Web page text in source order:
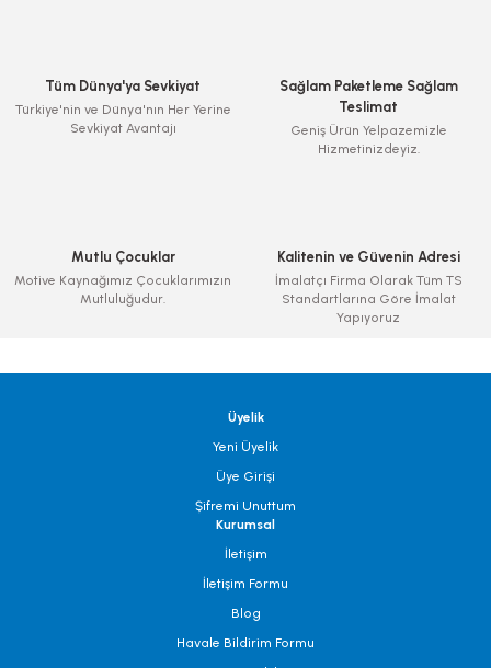
Tüm Dünya'ya Sevkiyat
Türkiye'nin ve Dünya'nın Her Yerine
Sevkiyat Avantajı
Sağlam Paketleme Sağlam
Teslimat
Geniş Ürün Yelpazemizle
Hizmetinizdeyiz.
Mutlu Çocuklar
Motive Kaynağımız Çocuklarımızın
Mutluluğudur.
Kalitenin ve Güvenin Adresi
İmalatçı Firma Olarak Tüm TS
Standartlarına Göre İmalat
Yapıyoruz
Üyelik
Yeni Üyelik
Üye Girişi
Şifremi Unuttum
Kurumsal
İletişim
İletişim Formu
Blog
Havale Bildirim Formu